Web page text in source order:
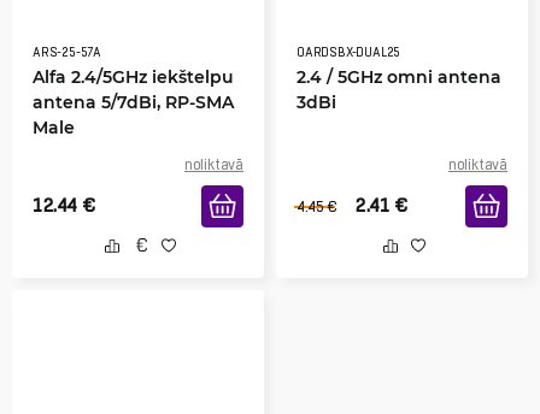
ARS-25-57A
Alfa 2.4/5GHz iekštelpu
antena 5/7dBi, RP-SMA
Male
noliktavā
12.44 €
OARDSBX-DUAL25
2.4 / 5GHz omni antena
3dBi
noliktavā
4.45 € 2.41 €